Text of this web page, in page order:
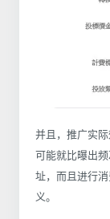
并且，推广实
可能就比曝出
址，而且进行
义。